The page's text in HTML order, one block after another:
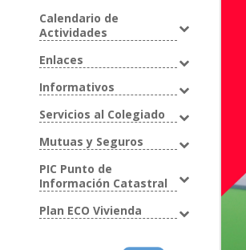
Calendario de
Actividades
Enlaces
Informativos
Servicios al Colegiado
Mutuas y Seguros
PIC Punto de
Información Catastral
Plan ECO Vivienda